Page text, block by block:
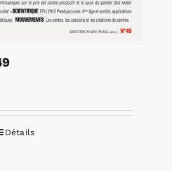
Détails